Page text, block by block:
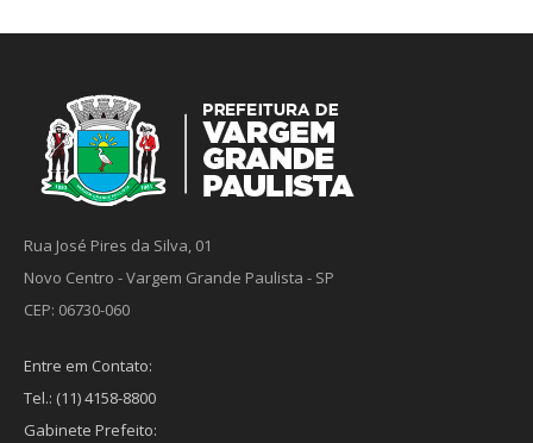
Rua José Pires da Silva, 01
Novo Centro - Vargem Grande Paulista - SP
CEP: 06730-060
Entre em Contato:
Tel.: (11) 4158-8800
Gabinete Prefeito: